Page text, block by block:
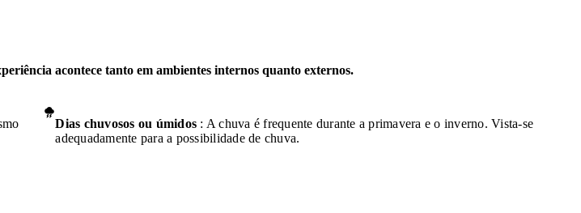
acontece tanto em ambientes internos quanto externos.
Dias chuvosos ou úmidos : A chuva é frequente durante a primavera e o inverno. Vista-se
adequadamente para a possibilidade de chuva.